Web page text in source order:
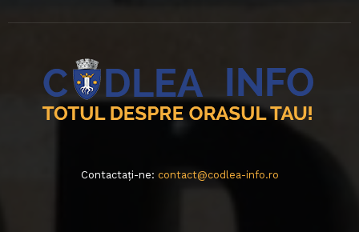
Contactați-ne: contact@codlea-info.ro